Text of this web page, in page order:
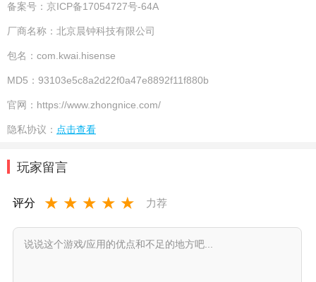
备案号： 京ICP备17054727号-64A
厂商名称： 北京晨钟科技有限公司
包名： com.kwai.hisense
MD5： 93103e5c8a2d22f0a47e8892f11f880b
官网： https://www.zhongnice.com/
隐私协议： 点击查看
玩家留言
评分 ★ ★ ★ ★ ★ 力荐